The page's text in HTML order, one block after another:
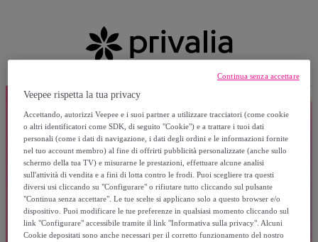
Veepee rispetta la tua privacy
Accettando, autorizzi Veepee e i suoi partner a utilizzare tracciatori (come cookie
o altri identificatori come SDK, di seguito "Cookie") e a trattare i tuoi dati
personali (come i dati di navigazione, i dati degli ordini e le informazioni fornite
nel tuo account membro) al fine di offrirti pubblicità personalizzate (anche sullo
schermo della tua TV) e misurarne le prestazioni, effettuare alcune analisi
sull'attività di vendita e a fini di lotta contro le frodi. Puoi scegliere tra questi
diversi usi cliccando su "Configurare" o rifiutare tutto cliccando sul pulsante
"Continua senza accettare". Le tue scelte si applicano solo a questo browser e/o
dispositivo. Puoi modificare le tue preferenze in qualsiasi momento cliccando sul
link "Configurare" accessibile tramite il link "Informativa sulla privacy". Alcuni
Cookie depositati sono anche necessari per il corretto funzionamento del nostro
Continua senza accettare